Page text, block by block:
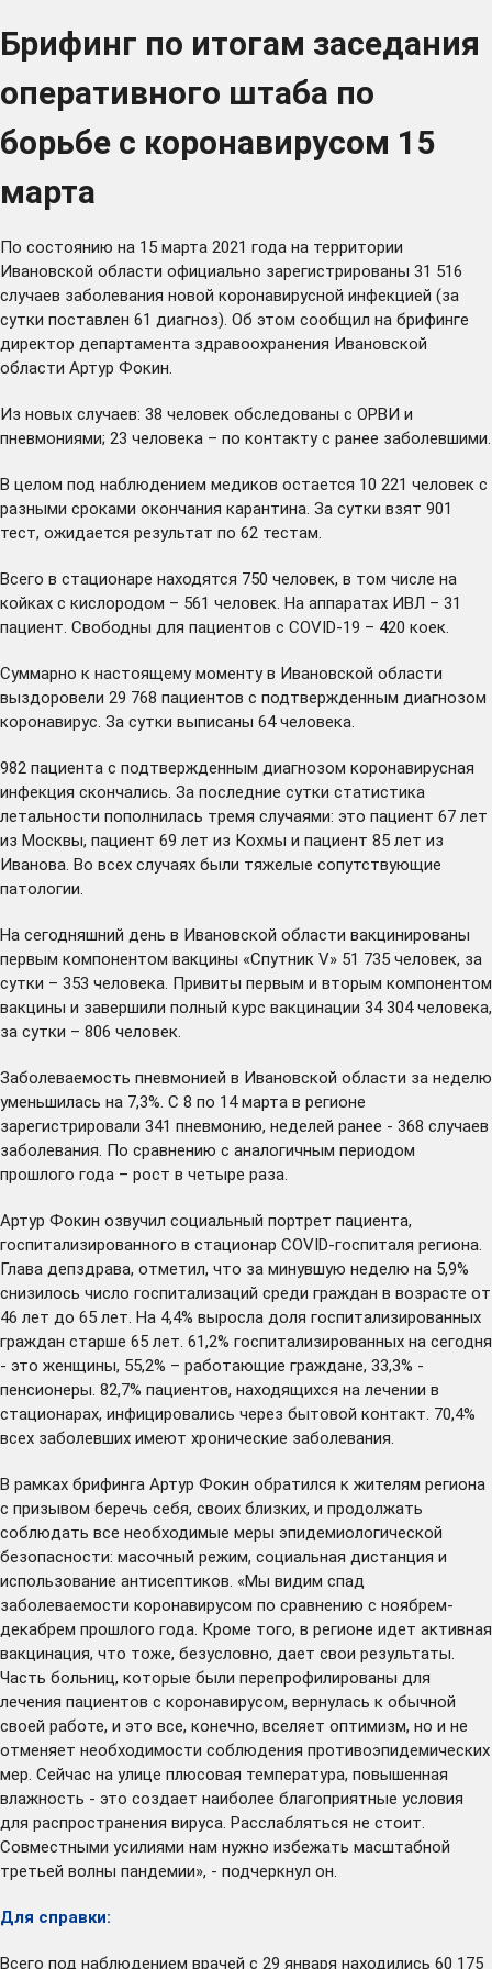
Брифинг по итогам заседания
оперативного штаба по
борьбе с коронавирусом 15
марта
По состоянию на 15 марта 2021 года на территории
Ивановской области официально зарегистрированы 31 516
случаев заболевания новой коронавирусной инфекцией (за
сутки поставлен 61 диагноз). Об этом сообщил на брифинге
директор департамента здравоохранения Ивановской
области Артур Фокин.
Из новых случаев: 38 человек обследованы с ОРВИ и
пневмониями; 23 человека – по контакту с ранее заболевшими.
В целом под наблюдением медиков остается 10 221 человек с
разными сроками окончания карантина. За сутки взят 901
тест, ожидается результат по 62 тестам.
Всего в стационаре находятся 750 человек, в том числе на
койках с кислородом – 561 человек. На аппаратах ИВЛ – 31
пациент. Свободны для пациентов с COVID-19 – 420 коек.
Суммарно к настоящему моменту в Ивановской области
выздоровели 29 768 пациентов с подтвержденным диагнозом
коронавирус. За сутки выписаны 64 человека.
982 пациента с подтвержденным диагнозом коронавирусная
инфекция скончались. За последние сутки статистика
летальности пополнилась тремя случаями: это пациент 67 лет
из Москвы, пациент 69 лет из Кохмы и пациент 85 лет из
Иванова. Во всех случаях были тяжелые сопутствующие
патологии.
На сегодняшний день в Ивановской области вакцинированы
первым компонентом вакцины «Спутник V» 51 735 человек, за
сутки – 353 человека. Привиты первым и вторым компонентом
вакцины и завершили полный курс вакцинации 34 304 человека,
за сутки – 806 человек.
Заболеваемость пневмонией в Ивановской области за неделю
уменьшилась на 7,3%. С 8 по 14 марта в регионе
зарегистрировали 341 пневмонию, неделей ранее - 368 случаев
заболевания. По сравнению с аналогичным периодом
прошлого года – рост в четыре раза.
Артур Фокин озвучил социальный портрет пациента,
госпитализированного в стационар COVID-госпиталя региона.
Глава депздрава, отметил, что за минувшую неделю на 5,9%
снизилось число госпитализаций среди граждан в возрасте от
46 лет до 65 лет. На 4,4% выросла доля госпитализированных
граждан старше 65 лет. 61,2% госпитализированных на сегодня
- это женщины, 55,2% – работающие граждане, 33,3% -
пенсионеры. 82,7% пациентов, находящихся на лечении в
стационарах, инфицировались через бытовой контакт. 70,4%
всех заболевших имеют хронические заболевания.
В рамках брифинга Артур Фокин обратился к жителям региона
с призывом беречь себя, своих близких, и продолжать
соблюдать все необходимые меры эпидемиологической
безопасности: масочный режим, социальная дистанция и
использование антисептиков. «Мы видим спад
заболеваемости коронавирусом по сравнению с ноябрем-
декабрем прошлого года. Кроме того, в регионе идет активная
вакцинация, что тоже, безусловно, дает свои результаты.
Часть больниц, которые были перепрофилированы для
лечения пациентов с коронавирусом, вернулась к обычной
своей работе, и это все, конечно, вселяет оптимизм, но и не
отменяет необходимости соблюдения противоэпидемических
мер. Сейчас на улице плюсовая температура, повышенная
влажность - это создает наиболее благоприятные условия
для распространения вируса. Расслабляться не стоит.
Совместными усилиями нам нужно избежать масштабной
третьей волны пандемии», - подчеркнул он.
Для справки:
Всего под наблюдением врачей с 29 января находились 60 175